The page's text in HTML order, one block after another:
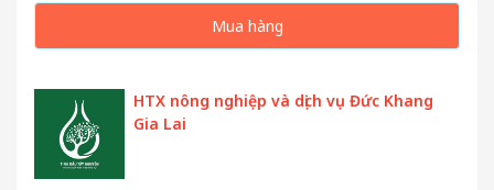
Mua hàng
HTX nông nghiệp và dịch vụ Đức Khang
Gia Lai